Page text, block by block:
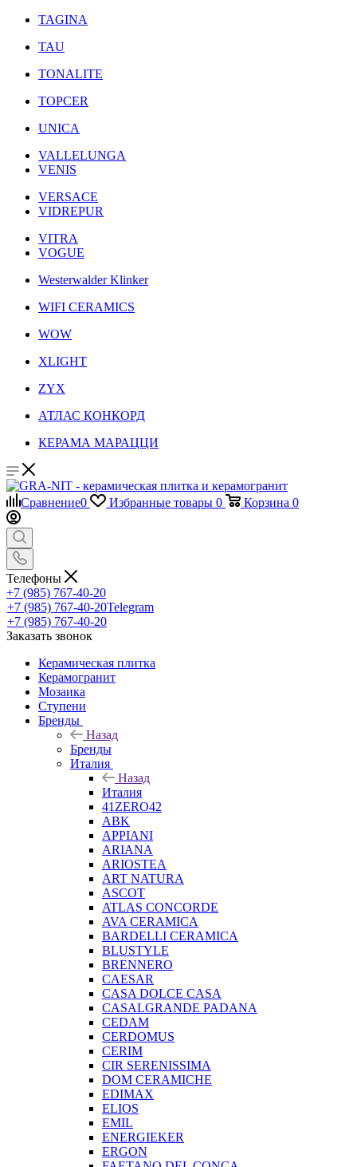
TAGINA
TAU
TONALITE
TOPCER
UNICA
VALLELUNGA
VENIS
VERSACE
VIDREPUR
VITRA
VOGUE
Westerwalder Klinker
WIFI CERAMICS
WOW
XLIGHT
ZYX
АТЛАС КОНКОРД
КЕРАМА МАРАЦЦИ
Сравнение0 Избранные товары 0 Корзина 0
Телефоны
+7 (985) 767-40-20
+7 (985) 767-40-20Telegram
+7 (985) 767-40-20
Заказать звонок
Керамическая плитка
Керамогранит
Мозаика
Ступени
Бренды
Назад
Бренды
Италия
Назад
Италия
41ZERO42
ABK
APPIANI
ARIANA
ARIOSTEA
ART NATURA
ASCOT
ATLAS CONCORDE
AVA CERAMICA
BARDELLI CERAMICA
BLUSTYLE
BRENNERO
CAESAR
CASA DOLCE CASA
CASALGRANDE PADANA
CEDAM
CERDOMUS
CERIM
CIR SERENISSIMA
DOM CERAMICHE
EDIMAX
ELIOS
EMIL
ENERGIEKER
ERGON